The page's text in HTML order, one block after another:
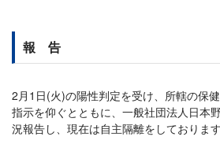
報 告
2月1日(火)の陽性判定を受け、所轄の保
指示を仰ぐとともに、一般社団法人日本
況報告し、現在は自主隔離をしております